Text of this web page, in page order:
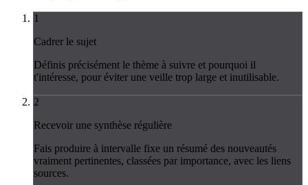
1
Cadrer le sujet
Définis précisément le thème à suivre et pourquoi il
t'intéresse, pour éviter une veille trop large et inutilisable.
2
Recevoir une synthèse régulière
Fais produire à intervalle fixe un résumé des nouveautés
vraiment pertinentes, classées par importance, avec les liens
sources.